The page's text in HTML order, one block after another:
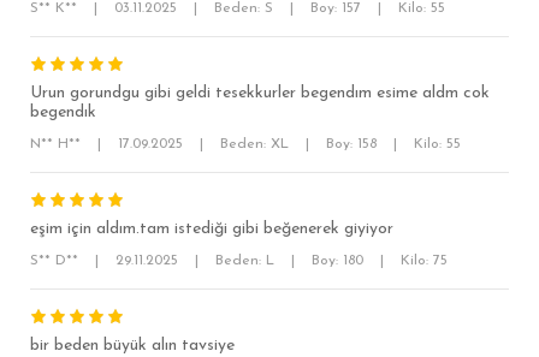
MODERN SLİM FİT
RELAX FİT
OVERSİZE
S** K** 03.11.2025 Beden: S Boy: 157 Kilo: 55
Urun gorundgu gibi geldi tesekkurler begendım esime aldm cok
begendık
N** H** 17.09.2025 Beden: XL Boy: 158 Kilo: 55
eşim için aldım.tam istediği gibi beğenerek giyiyor
S** D** 29.11.2025 Beden: L Boy: 180 Kilo: 75
bir beden büyük alın tavsiye